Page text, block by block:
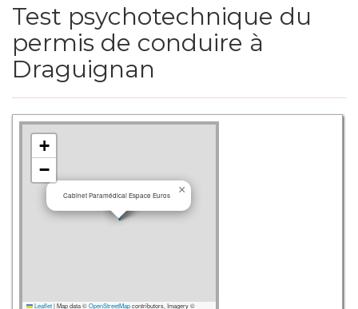
Test psychotechnique du
permis de conduire à
Draguignan
Cabinet Paramédical Espace Euros ×
+
−
Leaflet |Map data ©OpenStreetMapcontributors, Imagery ©